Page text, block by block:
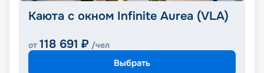
Каюта с окном Infinite Aurea (VLA)
от 118 691 ₽ /чел
Выбрать